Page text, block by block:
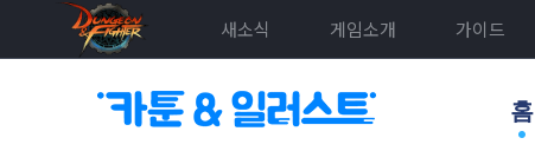
새소식 게임소개 가이드
홈